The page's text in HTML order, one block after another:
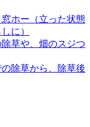
ホー（立った状態
に）
草や、畑のスジつ
除草から、除草後